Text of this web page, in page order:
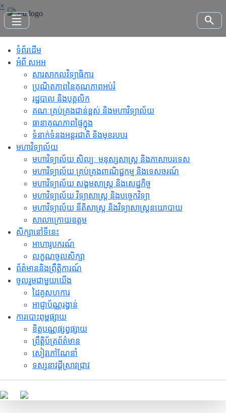
density_small search
×
ទំព័រដើម
អំពី សអអ
សារសាកលវិទ្យាធិការ
ប្រណិតភាពនៃគុណភាពអប់រំ
រដ្ឋបាល និងបុគ្គលិក
គណៈគ្រប់គ្រងជាន់ខ្ពស់ និងមហាវិទ្យាល័យ
ធានាគុណភាពផ្ទៃក្នុង
ទំនាក់ទំនងអន្តរជាតិ និងមុខរបបរ
មហាវិទ្យាល័យ
មហាវិទ្យាល័យ សិល្បៈ មនុស្សសាស្ត្រ និងភាសាបរទេស
មហាវិទ្យាល័យ គ្រប់គ្រងពាណិជ្ជកម្ម និងទេសចរណ៍
មហាវិទ្យាល័យ សង្គមសាស្ត្រ និងសេដ្ឋកិច្ច
មហាវិទ្យាល័យ វិទ្យាសាស្ត្រ និងបច្ចេកវិទ្យា
មហាវិទ្យាល័យ នីតិសាស្ត្រ និងវិទ្យាសាស្ត្រនយោបាយ
សាលាក្រោយឧត្តម
សិក្សានៅទីនេះ
អាហារូបករណ៍
លក្ខណចូលសិក្សា
ព័ត៌មាននិងព្រឹត្តិការណ៍
ចូលរួមជាមួយយើង
ដៃគូសហការ
អាជ្ញាប័ណ្ណរង្វាន់
ការបោះពុម្ពផ្សាយ
ខិត្តបណ្ណផ្សព្វផ្សាយ
ព្រឹត្តិប័ត្រព័ត៌មាន
សៀវភៅណែនាំ
ទស្សនាវដ្ដីស្រាវជ្រាវ